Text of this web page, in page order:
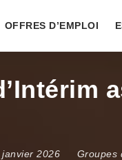
OFFRES D’EMPLOI
janvier 2026 Groupes